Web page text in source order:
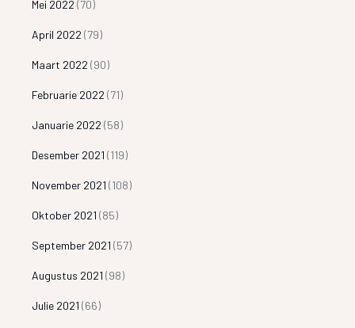
Mei 2022 (70)
April 2022 (79)
Maart 2022 (90)
Februarie 2022 (71)
Januarie 2022 (58)
Desember 2021 (119)
November 2021 (108)
Oktober 2021 (85)
September 2021 (57)
Augustus 2021 (98)
Julie 2021 (66)